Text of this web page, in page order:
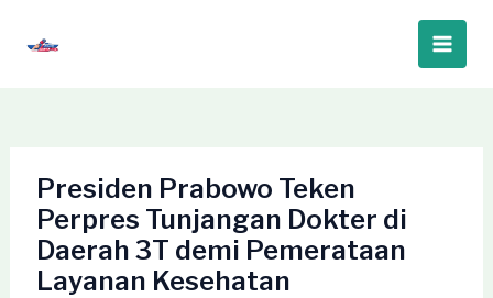
Main
Presiden Prabowo Teken
Perpres Tunjangan Dokter di
Daerah 3T demi Pemerataan
Layanan Kesehatan